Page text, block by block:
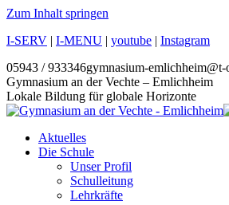
Zum Inhalt springen
I-SERV | I-MENU | youtube | Instagram
05943 / 933346gymnasium-emlichheim@t-
Gymnasium an der Vechte – Emlichheim
Lokale Bildung für globale Horizonte
Aktuelles
Die Schule
Unser Profil
Schulleitung
Lehrkräfte